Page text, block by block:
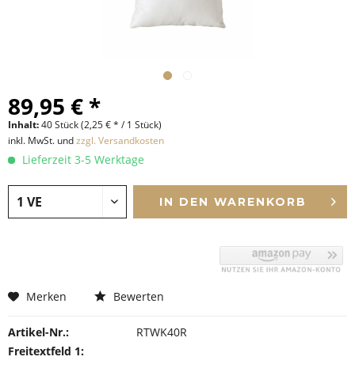
89,95 € *
Inhalt:40 Stück (2,25 € * / 1 Stück)
inkl. MwSt. undzzgl. Versandkosten
Lieferzeit 3-5 Werktage
IN DEN WARENKORB
Merken Bewerten
Artikel-Nr.:
RTWK40R
Freitextfeld 1: